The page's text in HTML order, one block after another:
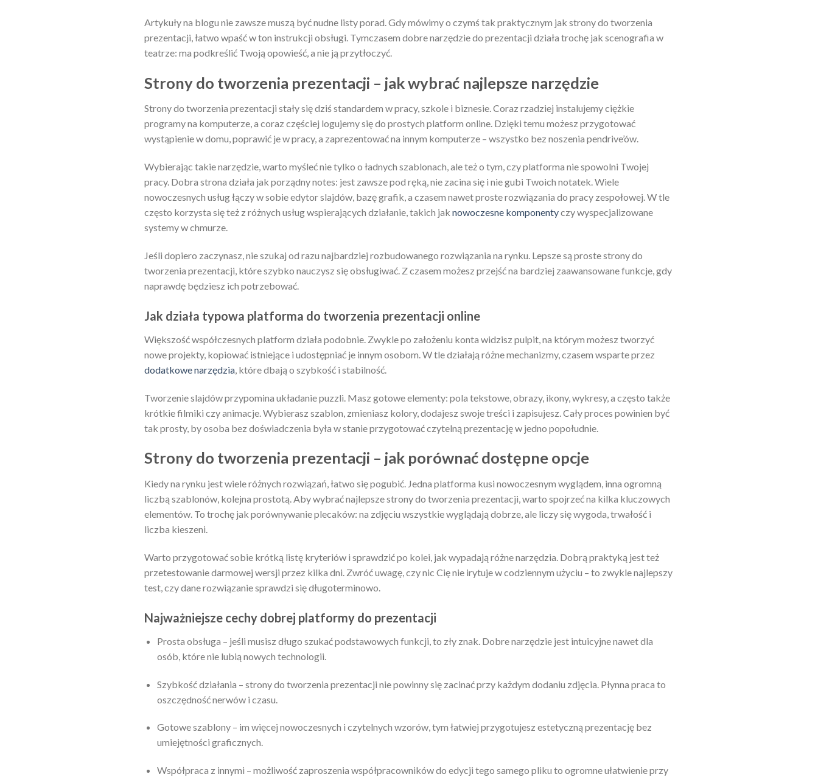
Artykuły na blogu nie zawsze muszą być nudne listy porad. Gdy mówimy o czymś tak praktycznym jak strony do tworzenia
prezentacji, łatwo wpaść w ton instrukcji obsługi. Tymczasem dobre narzędzie do prezentacji działa trochę jak scenografia w
teatrze: ma podkreślić Twoją opowieść, a nie ją przytłoczyć.
Strony do tworzenia prezentacji – jak wybrać najlepsze narzędzie
Strony do tworzenia prezentacji stały się dziś standardem w pracy, szkole i biznesie. Coraz rzadziej instalujemy ciężkie
programy na komputerze, a coraz częściej logujemy się do prostych platform online. Dzięki temu możesz przygotować
wystąpienie w domu, poprawić je w pracy, a zaprezentować na innym komputerze – wszystko bez noszenia pendrive’ów.
Wybierając takie narzędzie, warto myśleć nie tylko o ładnych szablonach, ale też o tym, czy platforma nie spowolni Twojej
pracy. Dobra strona działa jak porządny notes: jest zawsze pod ręką, nie zacina się i nie gubi Twoich notatek. Wiele
nowoczesnych usług łączy w sobie edytor slajdów, bazę grafik, a czasem nawet proste rozwiązania do pracy zespołowej. W tle
często korzysta się też z różnych usług wspierających działanie, takich jak nowoczesne komponentyczy wyspecjalizowane
systemy w chmurze.
Jeśli dopiero zaczynasz, nie szukaj od razu najbardziej rozbudowanego rozwiązania na rynku. Lepsze są proste strony do
tworzenia prezentacji, które szybko nauczysz się obsługiwać. Z czasem możesz przejść na bardziej zaawansowane funkcje, gdy
naprawdę będziesz ich potrzebować.
Jak działa typowa platforma do tworzenia prezentacji online
Większość współczesnych platform działa podobnie. Zwykle po założeniu konta widzisz pulpit, na którym możesz tworzyć
nowe projekty, kopiować istniejące i udostępniać je innym osobom. W tle działają różne mechanizmy, czasem wsparte przez
dodatkowe narzędzia , które dbają o szybkość i stabilność.
Tworzenie slajdów przypomina układanie puzzli. Masz gotowe elementy: pola tekstowe, obrazy, ikony, wykresy, a często także
krótkie filmiki czy animacje. Wybierasz szablon, zmieniasz kolory, dodajesz swoje treści i zapisujesz. Cały proces powinien być
tak prosty, by osoba bez doświadczenia była w stanie przygotować czytelną prezentację w jedno popołudnie.
Strony do tworzenia prezentacji – jak porównać dostępne opcje
Kiedy na rynku jest wiele różnych rozwiązań, łatwo się pogubić. Jedna platforma kusi nowoczesnym wyglądem, inna ogromną
liczbą szablonów, kolejna prostotą. Aby wybrać najlepsze strony do tworzenia prezentacji, warto spojrzeć na kilka kluczowych
elementów. To trochę jak porównywanie plecaków: na zdjęciu wszystkie wyglądają dobrze, ale liczy się wygoda, trwałość i
liczba kieszeni.
Warto przygotować sobie krótką listę kryteriów i sprawdzić po kolei, jak wypadają różne narzędzia. Dobrą praktyką jest też
przetestowanie darmowej wersji przez kilka dni. Zwróć uwagę, czy nic Cię nie irytuje w codziennym użyciu – to zwykle najlepszy
test, czy dane rozwiązanie sprawdzi się długoterminowo.
Najważniejsze cechy dobrej platformy do prezentacji
Prosta obsługa – jeśli musisz długo szukać podstawowych funkcji, to zły znak. Dobre narzędzie jest intuicyjne nawet dla
osób, które nie lubią nowych technologii.
Szybkość działania – strony do tworzenia prezentacji nie powinny się zacinać przy każdym dodaniu zdjęcia. Płynna praca to
oszczędność nerwów i czasu.
Gotowe szablony – im więcej nowoczesnych i czytelnych wzorów, tym łatwiej przygotujesz estetyczną prezentację bez
umiejętności graficznych.
Współpraca z innymi – możliwość zaproszenia współpracowników do edycji tego samego pliku to ogromne ułatwienie przy